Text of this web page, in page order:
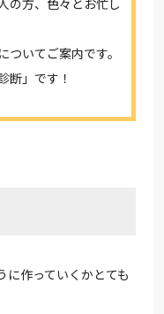
の方、色々とお忙し
いてご案内です。
断」です！
に作っていくかとても